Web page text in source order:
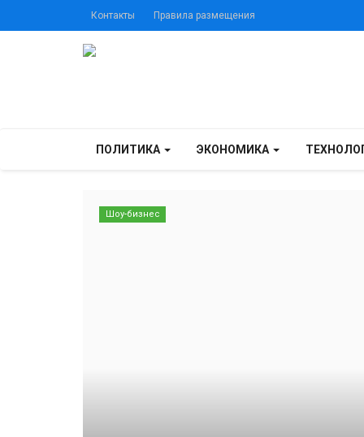
Контакты Правила размещения
ПОЛИТИКА ЭКОНОМИКА
Шоу-бизнес